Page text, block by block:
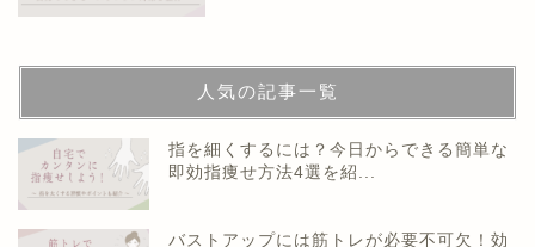
人気の記事一覧
指を細くするには？今日からできる簡単な
即効指痩せ方法4選を紹...
バストアップには筋トレが必要不可欠！効